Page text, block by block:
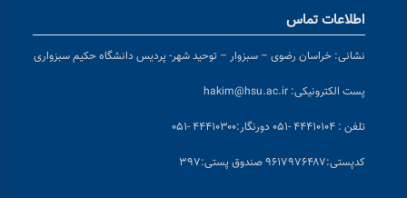
اطلاعات تماس
نشانی: خراسان رضوی – سبزوار – توحید شهر- پردیس دانشگاه حکیم سبزواری
پست الکترونیکی: hakim@hsu.ac.ir
تلفن : ۴۴۴۱۰۱۰۴ -۰۵۱ دورنگار:۴۴۴۱۰۳۰۰ -۰۵۱
کدپستی:۹۶۱۷۹۷۶۴۸۷ صندوق پستی:۳۹۷